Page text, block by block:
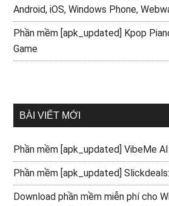
Android, iOS, Windows Phone,
Phần mềm [apk_updated] Kpop
Game
BÀI VIẾT MỚI
Phần mềm [apk_updated] VibeMe
Phần mềm [apk_updated]
Download phần mềm miễn phí cho